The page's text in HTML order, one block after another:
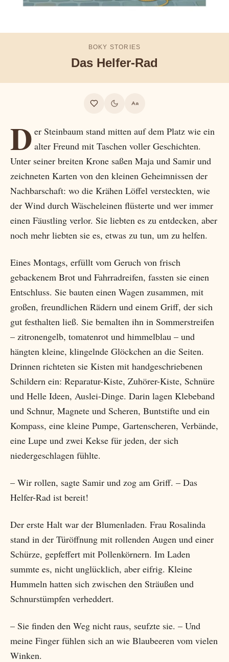
BOKY STORIES
Das Helfer-Rad
D er Steinbaum stand mitten auf dem Platz wie ein
alter Freund mit Taschen voller Geschichten.
Unter seiner breiten Krone saßen Maja und Samir und
zeichneten Karten von den kleinen Geheimnissen der
Nachbarschaft: wo die Krähen Löffel versteckten, wie
der Wind durch Wäscheleinen flüsterte und wer immer
einen Fäustling verlor. Sie liebten es zu entdecken, aber
noch mehr liebten sie es, etwas zu tun, um zu helfen.
Eines Montags, erfüllt vom Geruch von frisch
gebackenem Brot und Fahrradreifen, fassten sie einen
Entschluss. Sie bauten einen Wagen zusammen, mit
großen, freundlichen Rädern und einem Griff, der sich
gut festhalten ließ. Sie bemalten ihn in Sommerstreifen
– zitronengelb, tomatenrot und himmelblau – und
hängten kleine, klingelnde Glöckchen an die Seiten.
Drinnen richteten sie Kisten mit handgeschriebenen
Schildern ein: Reparatur-Kiste, Zuhörer-Kiste, Schnüre
und Helle Ideen, Auslei-Dinge. Darin lagen Klebeband
und Schnur, Magnete und Scheren, Buntstifte und ein
Kompass, eine kleine Pumpe, Gartenscheren, Verbände,
eine Lupe und zwei Kekse für jeden, der sich
niedergeschlagen fühlte.
– Wir rollen, sagte Samir und zog am Griff. – Das
Helfer-Rad ist bereit!
Der erste Halt war der Blumenladen. Frau Rosalinda
stand in der Türöffnung mit rollenden Augen und einer
Schürze, gepfeffert mit Pollenkörnern. Im Laden
summte es, nicht unglücklich, aber eifrig. Kleine
Hummeln hatten sich zwischen den Sträußen und
Schnurstümpfen verheddert.
– Sie finden den Weg nicht raus, seufzte sie. – Und
meine Finger fühlen sich an wie Blaubeeren vom vielen
Winken.